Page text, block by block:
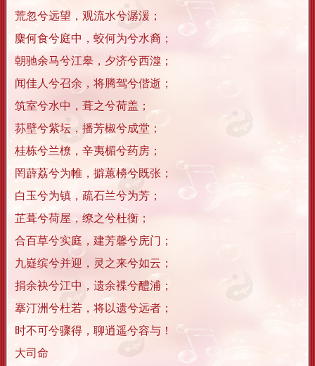
荒忽兮远望，观流水兮潺湲；
麋何食兮庭中，蛟何为兮水裔；
朝驰余马兮江皋，夕济兮西澨；
闻佳人兮召余，将腾驾兮偕逝；
筑室兮水中，葺之兮荷盖；
荪壁兮紫坛，播芳椒兮成堂；
桂栋兮兰橑，辛夷楣兮药房；
罔薜荔兮为帷，擗蕙櫋兮既张；
白玉兮为镇，疏石兰兮为芳；
芷葺兮荷屋，缭之兮杜衡；
合百草兮实庭，建芳馨兮庑门；
九嶷缤兮并迎，灵之来兮如云；
捐余袂兮江中，遗余褋兮醴浦；
搴汀洲兮杜若，将以遗兮远者；
时不可兮骤得，聊逍遥兮容与！
大司命